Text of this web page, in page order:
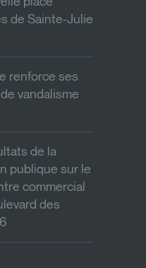
de Sainte-Julie
renforce ses
vandalisme
de la
publique sur le
commercial
des